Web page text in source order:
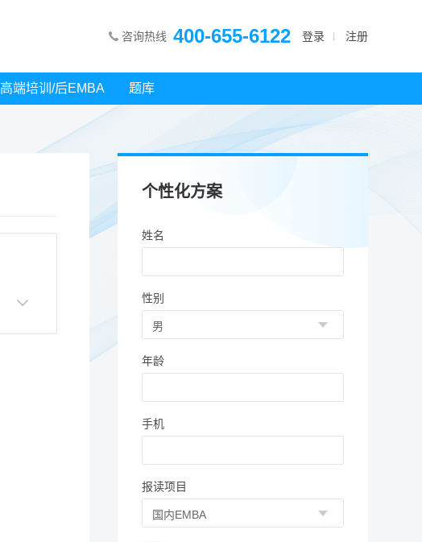
咨询热线 400-655-6122 登录 注册
高端培训/后EMBA 题库
个性化方案
姓名
性别
年龄
手机
报读项目